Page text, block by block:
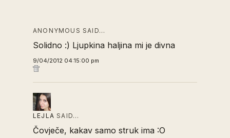
ANONYMOUS SAID…
Solidno :) Ljupkina haljina mi je divna
9/04/2012 04:15:00 pm
LEJLA SAID…
Čovječe, kakav samo struk ima :O